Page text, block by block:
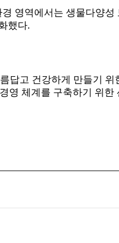
영역에서는 생물다양
했다.
고 건강하게 만들기 위
영 체계를 구축하기 위